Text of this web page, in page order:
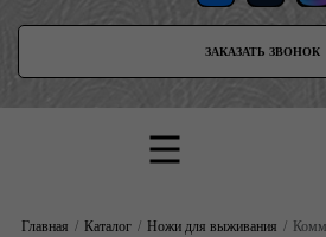
ЗАКАЗАТЬ ЗВОНОК
Главная Каталог Ножи для выживания